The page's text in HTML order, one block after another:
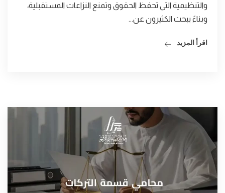
والتنظيمية التي تحفظ الحقوق وتمنع النزاعات المستقبلية،
وبناءً يبحث الكثيرون عن...
اقرأ المزيد